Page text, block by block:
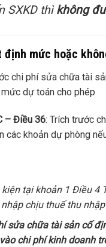
SXKD thì không
mức hoặc
chi phí sửa chữa tài
dự toán cho phép
– Điều 36: Trích trước
các khoản dự phòng
tại khoản 1 Điều 4
chịu thuế thu
sửa chữa tài sản cố
chi phí kinh doanh